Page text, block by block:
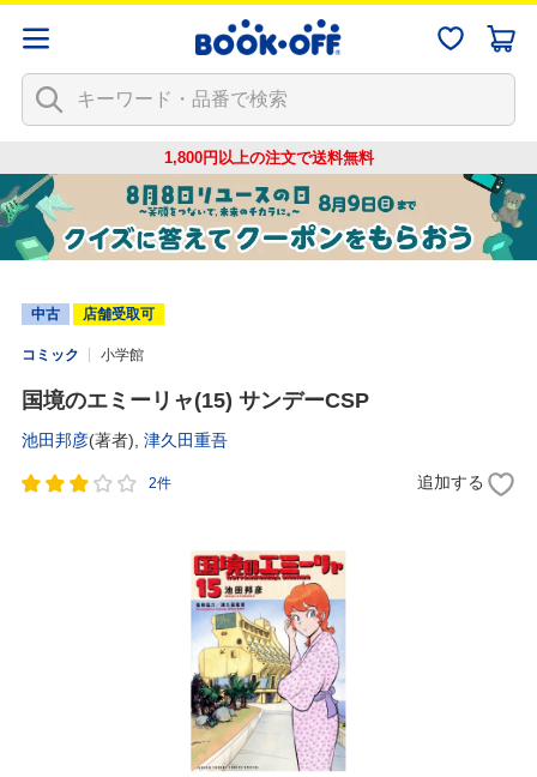
1,800円以上の注文で送料無料
中古 店舗受取可
コミック 小学館
国境のエミーリャ(15) サンデーCSP
池田邦彦(著者), 津久田重吾
2件 追加する